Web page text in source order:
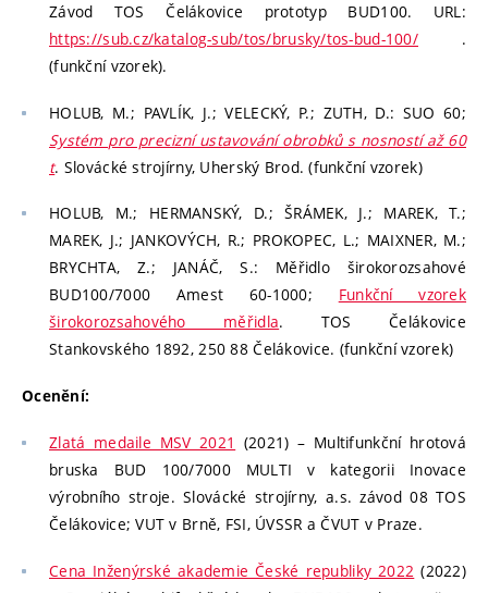
Závod TOS Čelákovice prototyp BUD100. URL:
https://sub.cz/katalog-sub/tos/brusky/tos-bud-100/ .
(funkční vzorek).
HOLUB, M.; PAVLÍK, J.; VELECKÝ, P.; ZUTH, D.: SUO 60;
Systém pro precizní ustavování obrobků s nosností až 60
t. Slovácké strojírny, Uherský Brod. (funkční vzorek)
HOLUB, M.; HERMANSKÝ, D.; ŠRÁMEK, J.; MAREK, T.;
MAREK, J.; JANKOVÝCH, R.; PROKOPEC, L.; MAIXNER, M.;
BRYCHTA, Z.; JANÁČ, S.: Měřidlo širokorozsahové
BUD100/7000 Amest 60-1000; Funkční vzorek
širokorozsahového měřidla. TOS Čelákovice
Stankovského 1892, 250 88 Čelákovice. (funkční vzorek)
Ocenění:
Zlatá medaile MSV 2021 (2021) – Multifunkční hrotová
bruska BUD 100/7000 MULTI v kategorii Inovace
výrobního stroje. Slovácké strojírny, a.s. závod 08 TOS
Čelákovice; VUT v Brně, FSI, ÚVSSR a ČVUT v Praze.
Cena Inženýrské akademie České republiky 2022 (2022)